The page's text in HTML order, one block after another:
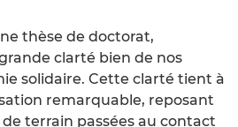
thèse de doctorat,
clarté bien de nos
solidaire. Cette clarté tient à
remarquable, reposant
terrain passées au contact